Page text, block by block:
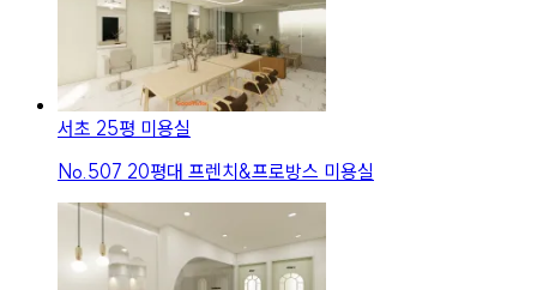
서초 25평 미용실
No. 507 20평대 프렌치&프로방스 미용실